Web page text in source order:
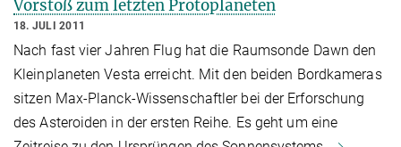
Vorstoß zum letzten Protoplaneten
18. JULI 2011
Nach fast vier Jahren Flug hat die Raumsonde Dawn den
Kleinplaneten Vesta erreicht. Mit den beiden Bordkameras
sitzen Max-Planck-Wissenschaftler bei der Erforschung
des Asteroiden in der ersten Reihe. Es geht um eine